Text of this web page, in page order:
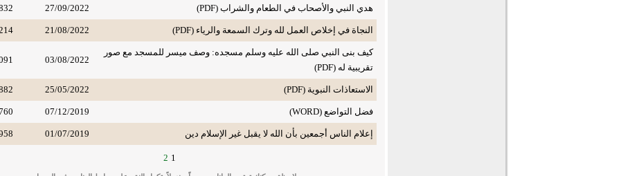
هدي النبي والأصحاب في الطعام والشراب (PDF) 27/09/2022
النجاة في إخلاص العمل لله وترك السمعة والرياء (PDF) 21/08/2022
كيف بنى النبي صلى الله عليه وسلم مسجده: وصف ميسر للمسجد مع صور
تقريبية له (PDF)
03/08/2022
الاستعاذات النبوية (PDF) 25/05/2022
فضل التواضع (WORD) 07/12/2019
إعلام الناس أجمعين بأن الله لا يقبل غير الإسلام دين 01/07/2019
1
2